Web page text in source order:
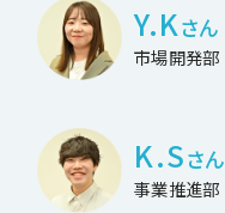
Y.Kさん
市場開発部
K.Sさん
事業推進部